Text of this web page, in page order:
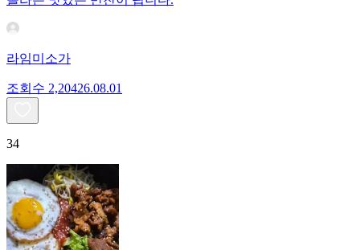
라임미소가
조회수 2,20426.08.01
34